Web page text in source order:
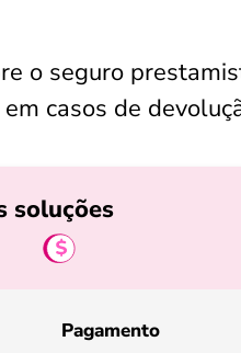
o seguro
casos de
soluções
Pagamento